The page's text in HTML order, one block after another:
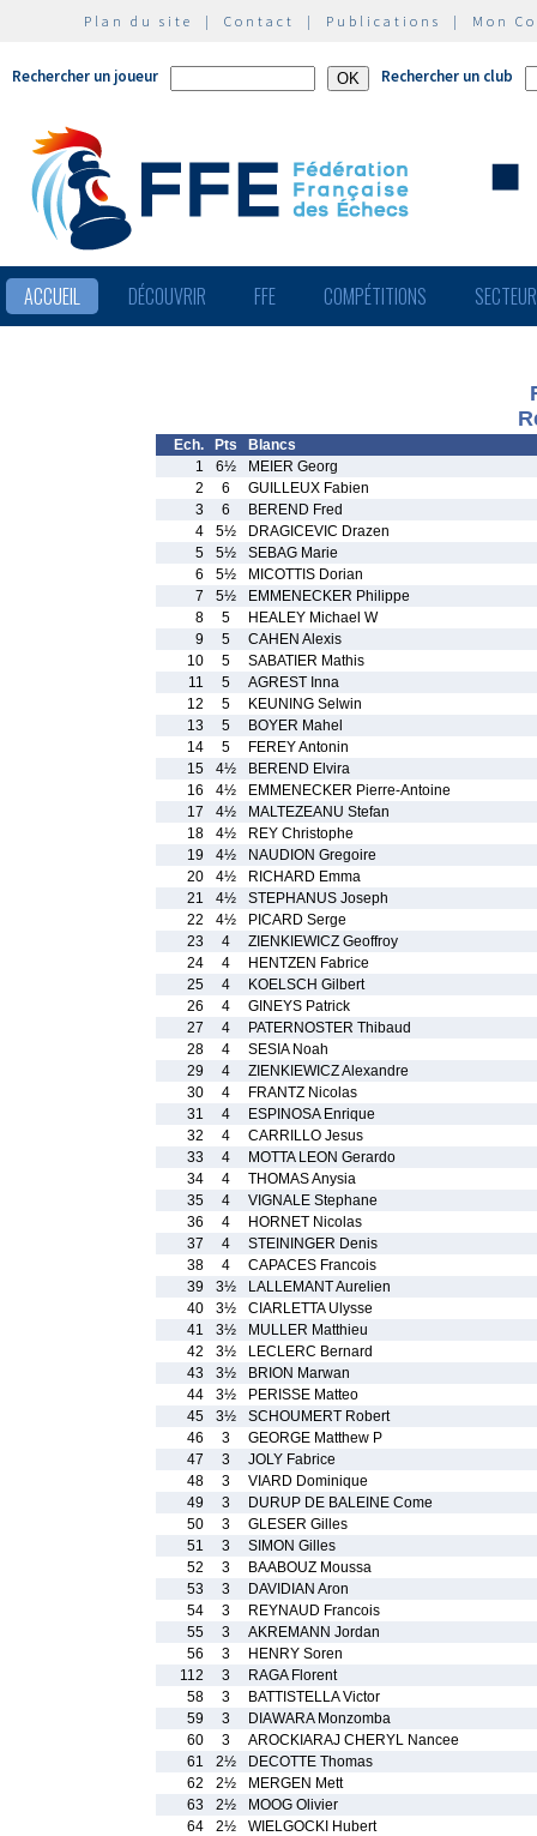
Plan du site | Contact | Publications | Mon
Rechercher un joueur Rechercher un club
ACCUEIL DÉCOUVRIR FFE COMPÉTITIONS
Ech. Pts
Blancs
1
6½
MEIER Georg
2
6
GUILLEUX Fabien
3
6
BEREND Fred
4
5½
DRAGICEVIC Drazen
5
5½
SEBAG Marie
6
5½
MICOTTIS Dorian
7
5½
EMMENECKER Philippe
8
5
HEALEY Michael W
9
5
CAHEN Alexis
10
5
SABATIER Mathis
11
5
AGREST Inna
12
5
KEUNING Selwin
13
5
BOYER Mahel
14
5
FEREY Antonin
15
4½
BEREND Elvira
16
4½
EMMENECKER Pierre-Antoine
17
4½
MALTEZEANU Stefan
18
4½
REY Christophe
19
4½
NAUDION Gregoire
20
4½
RICHARD Emma
21
4½
STEPHANUS Joseph
22
4½
PICARD Serge
23
4
ZIENKIEWICZ Geoffroy
24
4
HENTZEN Fabrice
25
4
KOELSCH Gilbert
26
4
GINEYS Patrick
27
4
PATERNOSTER Thibaud
28
4
SESIA Noah
29
4
ZIENKIEWICZ Alexandre
30
4
FRANTZ Nicolas
31
4
ESPINOSA Enrique
32
4
CARRILLO Jesus
33
4
MOTTA LEON Gerardo
34
4
THOMAS Anysia
35
4
VIGNALE Stephane
36
4
HORNET Nicolas
37
4
STEININGER Denis
38
4
CAPACES Francois
39
3½
LALLEMANT Aurelien
40
3½
CIARLETTA Ulysse
41
3½
MULLER Matthieu
42
3½
LECLERC Bernard
43
3½
BRION Marwan
44
3½
PERISSE Matteo
45
3½
SCHOUMERT Robert
46
3
GEORGE Matthew P
47
3
JOLY Fabrice
48
3
VIARD Dominique
49
3
DURUP DE BALEINE Come
50
3
GLESER Gilles
51
3
SIMON Gilles
52
3
BAABOUZ Moussa
53
3
DAVIDIAN Aron
54
3
REYNAUD Francois
55
3
AKREMANN Jordan
56
3
HENRY Soren
112
3
RAGA Florent
58
3
BATTISTELLA Victor
59
3
DIAWARA Monzomba
60
3
AROCKIARAJ CHERYL Nancee
61
2½
DECOTTE Thomas
62
2½
MERGEN Mett
63
2½
MOOG Olivier
64
2½
WIELGOCKI Hubert